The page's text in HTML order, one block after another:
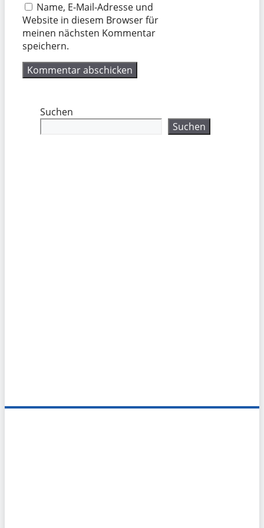
Name, E-Mail-Adresse und
Website in diesem Browser für
meinen nächsten Kommentar
speichern.
Suchen
Suchen